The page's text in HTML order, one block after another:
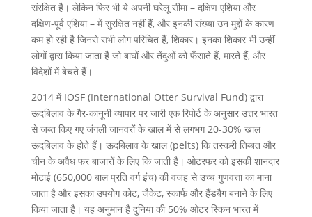
संरक्षित है। लेकिन फिर भी ये अपनी घरेलू सीमा – दक्षिण एशिया और
दक्षिण-पूर्व एशिया – में सुरक्षित नहीं हैं, और इनकी संख्या उन मुद्दों के कारण
कम हो रही है जिनसे सभी लोग परिचित हैं, शिकार। इनका शिकार भी उन्हीं
लोगों द्वारा किया जाता है जो बाघों और तेंदुओं को फँसाते हैं, मारते हैं, और
विदेशों में बेचते हैं।
2014 में IOSF (International Otter Survival Fund) द्वारा
ऊदबिलाव के गैर-कानूनी व्यापार पर जारी एक रिपोर्ट के अनुसार उत्तर भारत
से जब्त किए गए जंगली जानवरों के खाल में से लगभग 20-30% खाल
ऊदबिलाव के होते हैं। ऊदबिलाव के खाल (pelts) कि तस्करी तिब्बत और
चीन के अवैध फर बाजारों के लिए कि जाती है। ओटरफर को इसकी शानदार
मोटाई (650,000 बाल प्रति वर्ग इंच) की वजह से उच्च गुणवत्ता का माना
जाता है और इसका उपयोग कोट, जैकेट, स्कार्फ और हैंडबैग बनाने के लिए
किया जाता है। यह अनुमान है दुनिया की 50% ओटर स्किन भारत में